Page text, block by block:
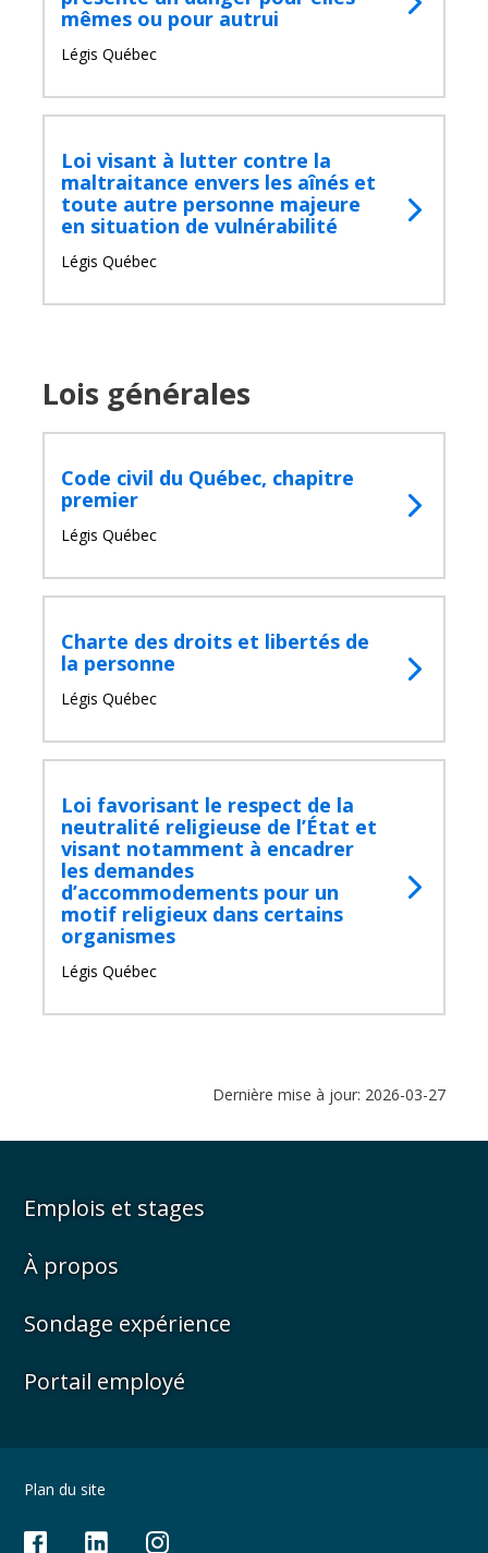
mêmes ou pour autrui
Légis Québec
Loi visant à lutter contre la
maltraitance envers les aînés et
toute autre personne majeure
en situation de vulnérabilité
Légis Québec
Lois générales
Code civil du Québec, chapitre
premier
Légis Québec
Charte des droits et libertés de
la personne
Légis Québec
Loi favorisant le respect de la
neutralité religieuse de l’État et
visant notamment à encadrer
les demandes
d’accommodements pour un
motif religieux dans certains
organismes
Légis Québec
Dernière mise à jour: 2026-03-27
Emplois et stages
À propos
Sondage expérience
Portail employé
Plan du site